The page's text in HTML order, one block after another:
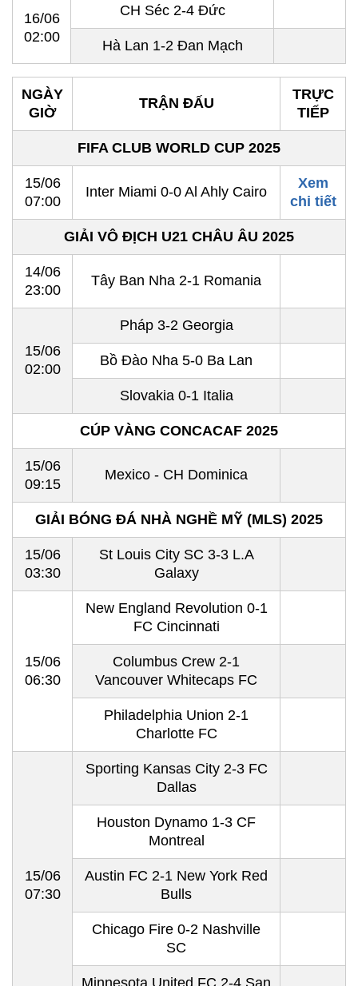
16/06
02:00
CH Séc 2-4 Đức
Hà Lan 1-2 Đan Mạch
NGÀY
GIỜ
TRẬN ĐẤU
TRỰC
TIẾP
FIFA CLUB WORLD CUP 2025
15/06
07:00
Inter Miami 0-0 Al Ahly Cairo
Xem
chi tiết
GIẢI VÔ ĐỊCH U21 CHÂU ÂU 2025
14/06
23:00
Tây Ban Nha 2-1 Romania
15/06
02:00
Pháp 3-2 Georgia
Bồ Đào Nha 5-0 Ba Lan
Slovakia 0-1 Italia
CÚP VÀNG CONCACAF 2025
15/06
09:15
Mexico - CH Dominica
GIẢI BÓNG ĐÁ NHÀ NGHỀ MỸ (MLS) 2025
15/06
03:30
St Louis City SC 3-3 L.A
Galaxy
15/06
06:30
New England Revolution 0-1
FC Cincinnati
Columbus Crew 2-1
Vancouver Whitecaps FC
Philadelphia Union 2-1
Charlotte FC
15/06
07:30
Sporting Kansas City 2-3 FC
Dallas
Houston Dynamo 1-3 CF
Montreal
Austin FC 2-1 New York Red
Bulls
Chicago Fire 0-2 Nashville
SC